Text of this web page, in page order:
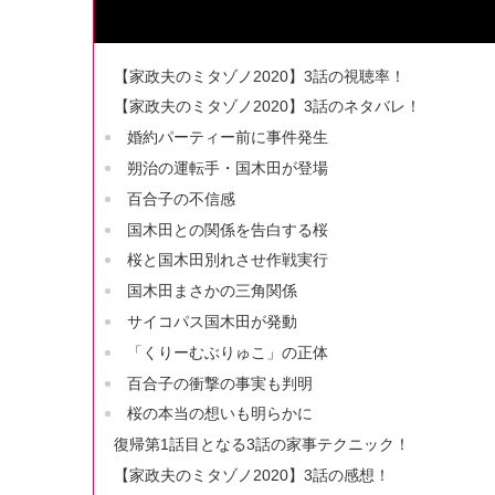
【家政夫のミタゾノ2020】3話の視聴率！
【家政夫のミタゾノ2020】3話のネタバレ！
婚約パーティー前に事件発生
朔治の運転手・国木田が登場
百合子の不信感
国木田との関係を告白する桜
桜と国木田別れさせ作戦実行
国木田まさかの三角関係
サイコパス国木田が発動
「くりーむぶりゅこ」の正体
百合子の衝撃の事実も判明
桜の本当の想いも明らかに
復帰第1話目となる3話の家事テクニック！
【家政夫のミタゾノ2020】3話の感想！